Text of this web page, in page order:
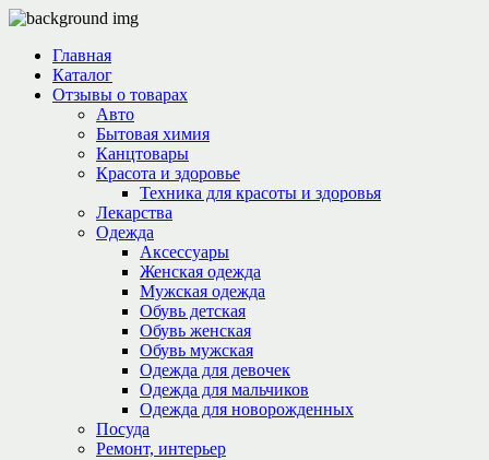
Главная
Каталог
Отзывы о товарах
Авто
Бытовая химия
Канцтовары
Красота и здоровье
Техника для красоты и здоровья
Лекарства
Одежда
Аксессуары
Женская одежда
Мужская одежда
Обувь детская
Обувь женская
Обувь мужская
Одежда для девочек
Одежда для мальчиков
Одежда для новорожденных
Посуда
Ремонт, интерьер